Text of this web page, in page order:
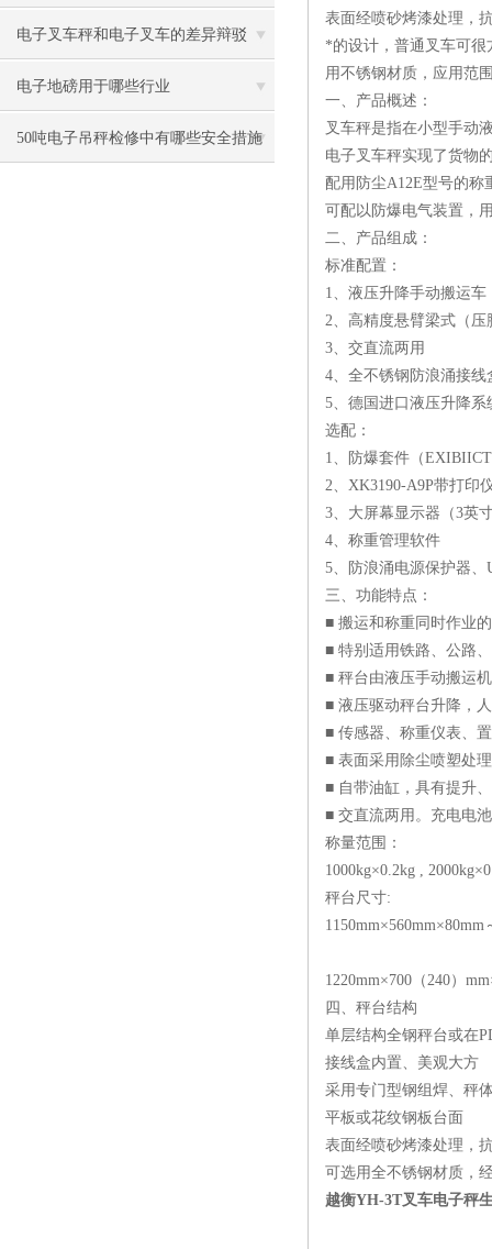
电子叉车秤和电子叉车的差异辩驳
电子地磅用于哪些行业
50吨电子吊秤检修中有哪些安全措施
表面经喷砂烤漆处理，
*的设计，普通叉车可很
用不锈钢材质，应用范
一、产品概述：
叉车秤是指在小型手动
电子叉车秤实现了货物
配用防尘A12E型号的
可配以防爆电气装置，
二、产品组成：
标准配置：
1、液压升降手动搬运
2、高精度悬臂梁式（
3、交直流两用
4、全不锈钢防浪涌接
5、德国进口液压升降系
选配：
1、防爆套件（
2、XK3190-A9P带打印
3、大屏幕显示器（3英
4、称重管理软件
5、防浪涌电源保护器、
三、功能特点：
■ 搬运和称重同时作业
■ 特别适用铁路、公路
■ 秤台由液压手动搬运
■ 液压驱动秤台升降，
■ 传感器、称重仪表、
■ 表面采用除尘喷塑处
■ 自带油缸，具有提升
■ 交直流两用。充电电
称量范围：
1000kg×0.2kg ,
秤台尺寸:
1150mm×560mm×80mm
1220mm×700（240）
四、秤台结构
单层结构全钢秤台或在
接线盒内置、美观大方
采用专门型钢组焊、秤
平板或花纹钢板台面
表面经喷砂烤漆处理，
可选用全不锈钢材质，
越衡YH-3T叉车电子秤